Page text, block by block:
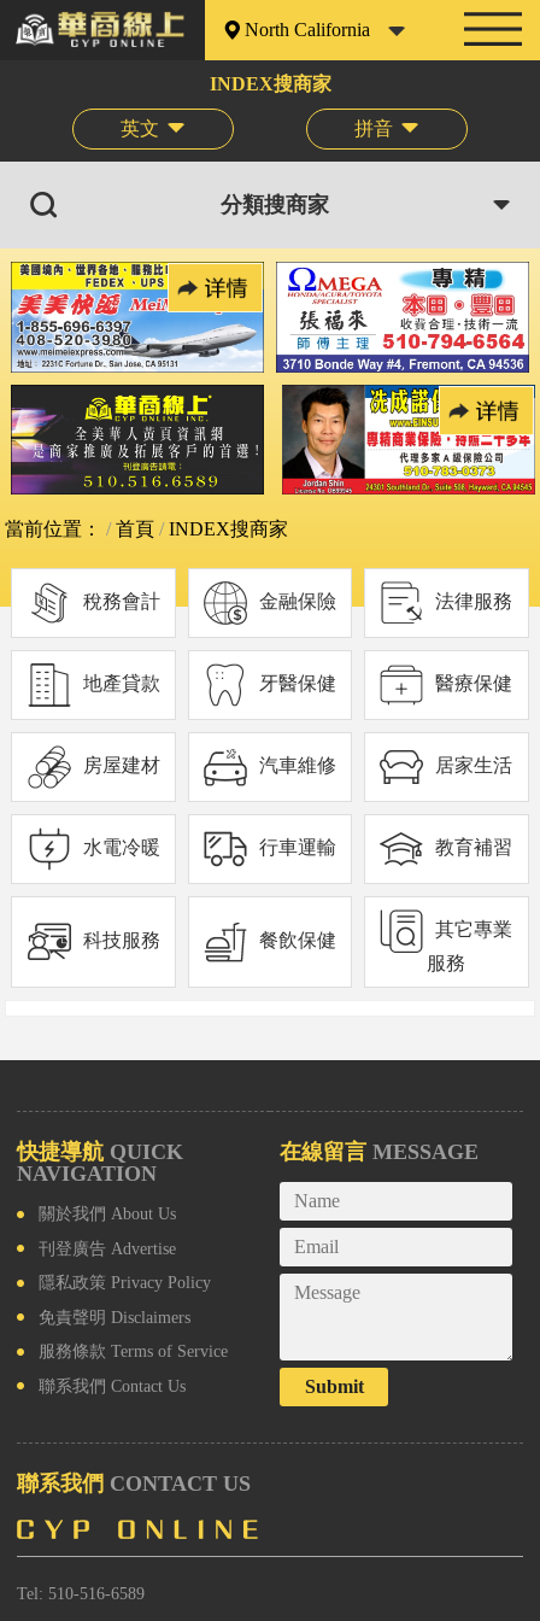
North California
INDEX搜商家
英文 拼音
分類搜商家
當前位置： 首頁 INDEX搜商家
稅務會計 金融保險 法律服務
地產貸款 牙醫保健 醫療保健
房屋建材 汽車維修 居家生活
水電冷暖 行車運輸 教育補習
科技服務 餐飲保健
其它專業
服務
快捷導航 QUICK
NAVIGATION
關於我們 About Us
刊登廣告 Advertise
隱私政策 Privacy Policy
免責聲明 Disclaimers
服務條款 Terms of Service
聯系我們 Contact Us
在線留言 MESSAGE
Submit
聯系我們 CONTACT US
Tel: 510-516-6589